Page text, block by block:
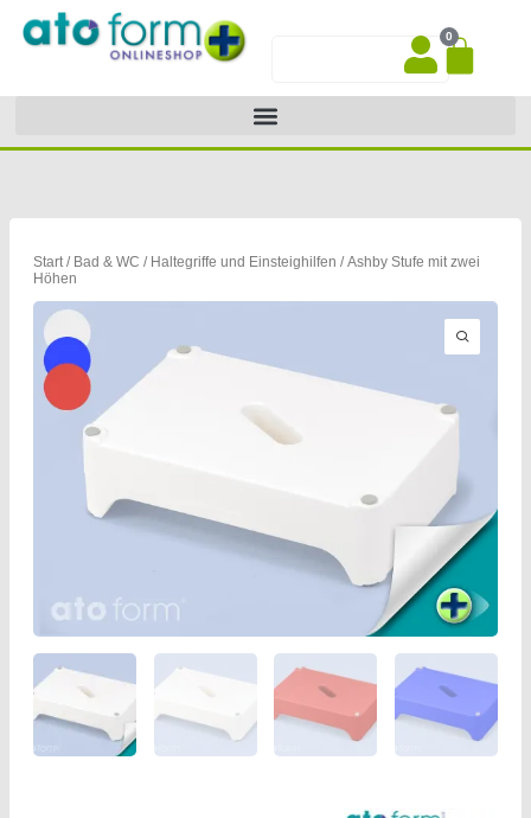
Inhalt
0
Start/ Bad & WC / Haltegriffe und Einsteighilfen / Ashby Stufe mit zwei
Höhen